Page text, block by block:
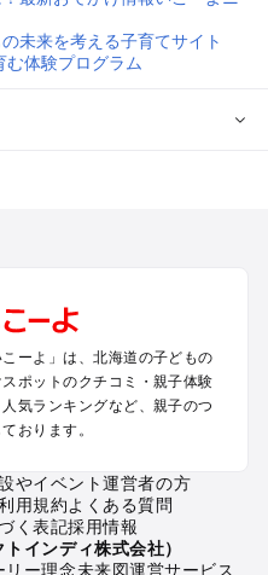
プールお出かけ
プールお出かけ
お出かけ
かけ
ールお出かけ
のプールお出かけ
のプールお出かけ
かけ
かけ
ーよ」は、北海道の子どもの
ポットのクチコミ・親子体験
気ランキングなど、親子のつ
おります。
やイベント運営者の方
用規約よくある質問
く表記採用情報
インディ株式会社）
リー理念未来図運営サービス